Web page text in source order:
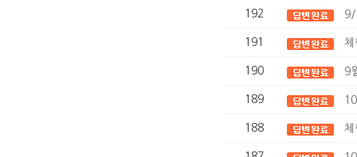
192 9/
191 체
190 9
189
188 체